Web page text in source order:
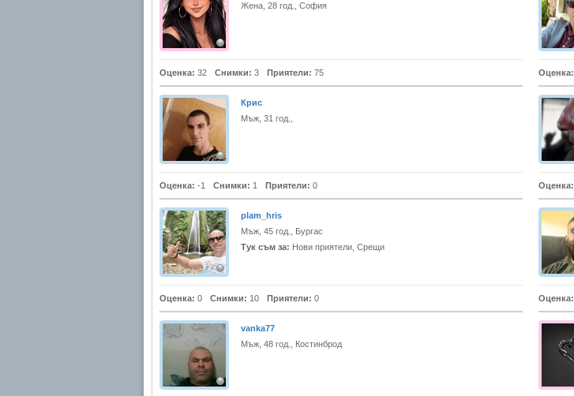
Жена, 28 год., София
Оценка: 32 Снимки: 3 Приятели: 75 Оценка:
Крис
Мъж, 31 год.,
Оценка: -1 Снимки: 1 Приятели: 0 Оценка:
plam_hris
Мъж, 45 год., Бургас
Тук съм за: Нови приятели, Срещи
Оценка: 0 Снимки: 10 Приятели: 0 Оценка:
vanka77
Мъж, 48 год., Костинброд